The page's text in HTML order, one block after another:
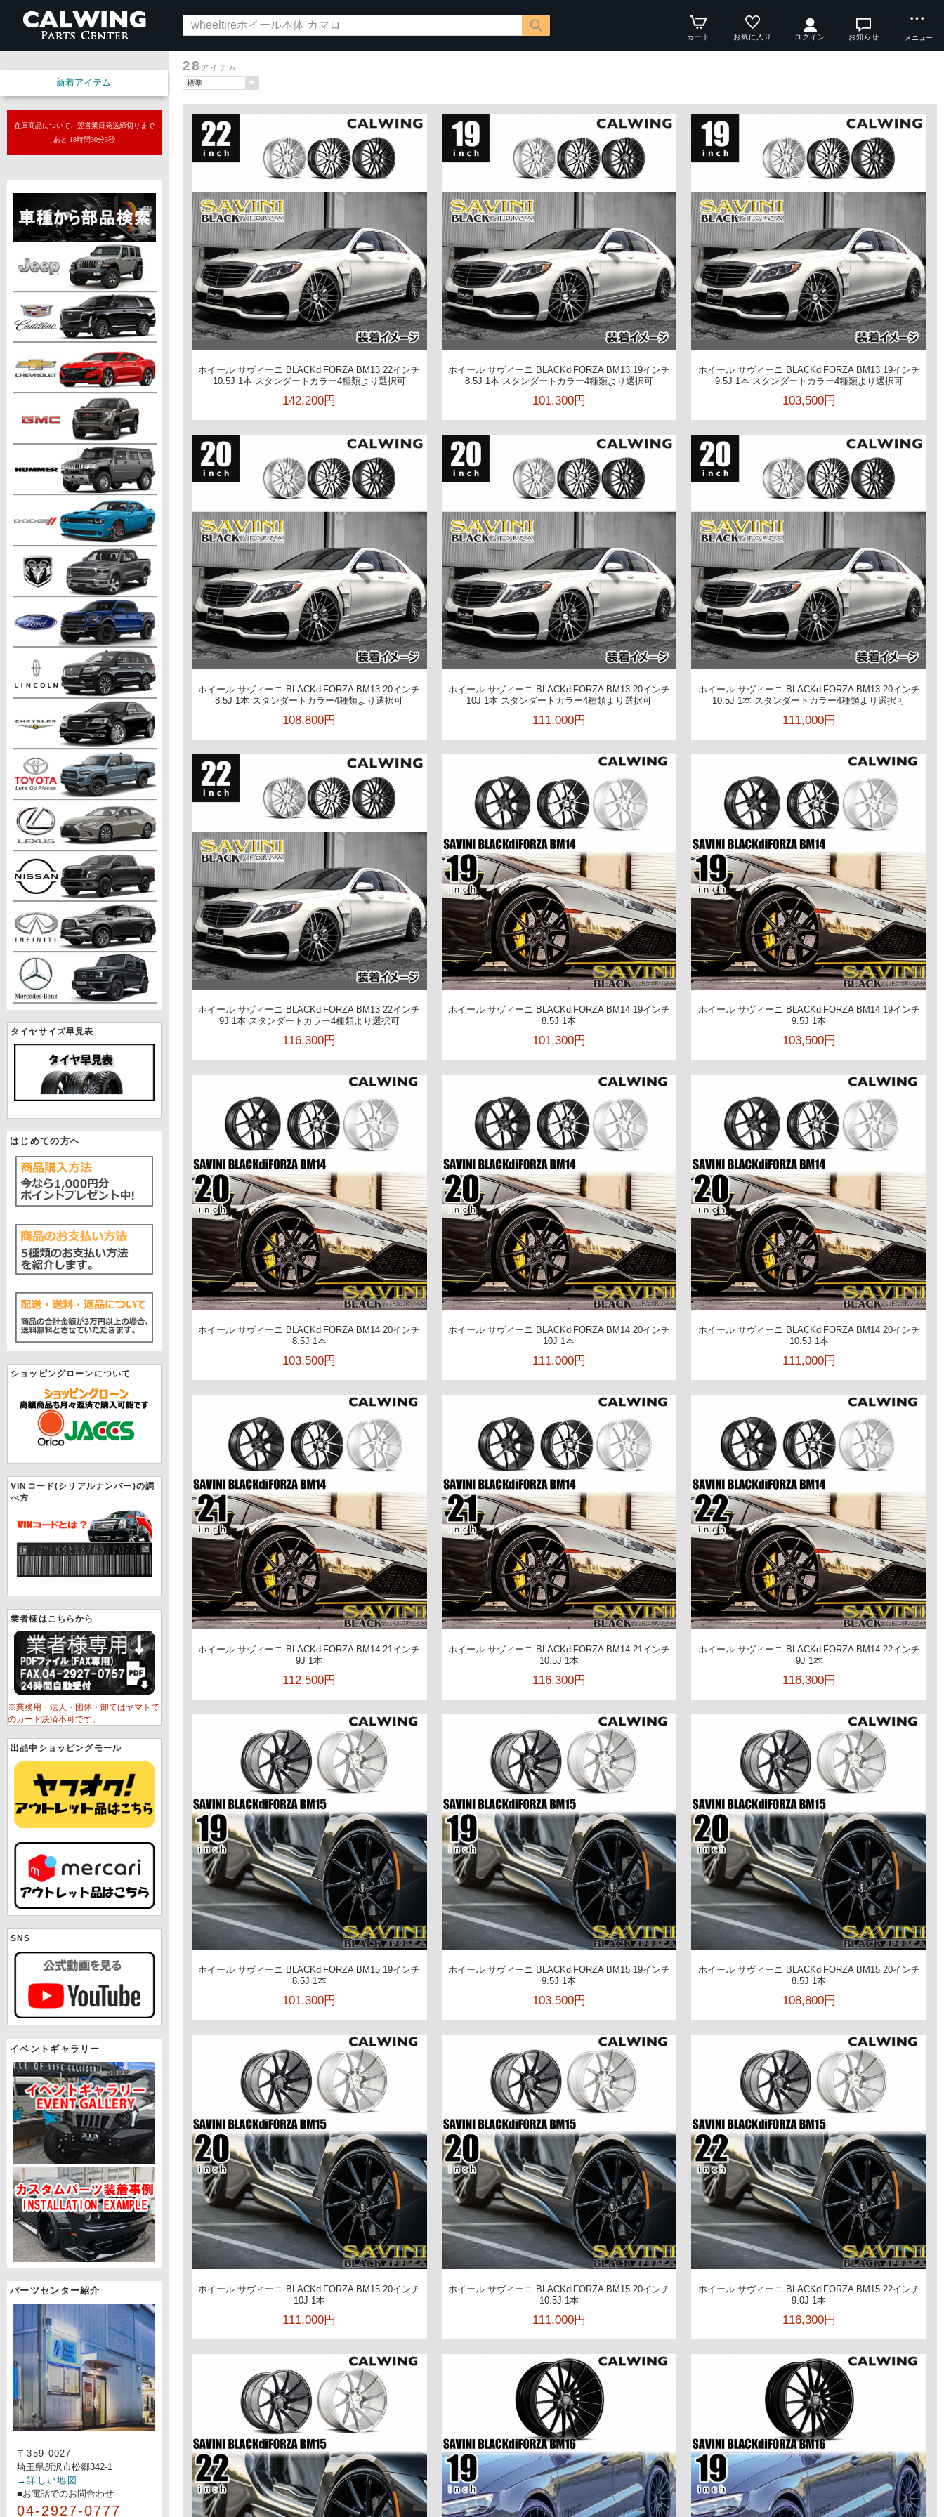
カート お気に入り ログイン お知らせ メニュー
新着アイテム
在庫商品について、翌営業日発送締切りまで
あと 18時間30分1秒
タイヤサイズ早見表
はじめての方へ
ショッピングローンについて
VINコード(シリアルナンバー)の調
べ方
業者様はこちらから
※業務用・法人・団体・卸ではヤマトで
のカード決済不可です。
出品中ショッピングモール
SNS
イベントギャラリー
パーツセンター紹介
〒359-0027
埼玉県所沢市松郷342-1
→詳しい地図
■お電話でのお問合わせ
04-2927-0777
28 アイテム
ホイール サヴィーニ BLACKdiFORZA BM13 22インチ
10.5J 1本 スタンダートカラー4種類より選択可
142,200円
ホイール サヴィーニ BLACKdiFORZA BM13 19インチ
8.5J 1本 スタンダートカラー4種類より選択可
101,300円
ホイール サヴィーニ BLACKdiFORZA BM13 19インチ
9.5J 1本 スタンダートカラー4種類より選択可
103,500円
ホイール サヴィーニ BLACKdiFORZA BM13 20インチ
8.5J 1本 スタンダートカラー4種類より選択可
108,800円
ホイール サヴィーニ BLACKdiFORZA BM13 20インチ
10J 1本 スタンダートカラー4種類より選択可
111,000円
ホイール サヴィーニ BLACKdiFORZA BM13 20インチ
10.5J 1本 スタンダートカラー4種類より選択可
111,000円
ホイール サヴィーニ BLACKdiFORZA BM13 22インチ
9J 1本 スタンダートカラー4種類より選択可
116,300円
ホイール サヴィーニ BLACKdiFORZA BM14 19インチ
8.5J 1本
101,300円
ホイール サヴィーニ BLACKdiFORZA BM14 19インチ
9.5J 1本
103,500円
ホイール サヴィーニ BLACKdiFORZA BM14 20インチ
8.5J 1本
103,500円
ホイール サヴィーニ BLACKdiFORZA BM14 20インチ
10J 1本
111,000円
ホイール サヴィーニ BLACKdiFORZA BM14 20インチ
10.5J 1本
111,000円
ホイール サヴィーニ BLACKdiFORZA BM14 21インチ
9J 1本
112,500円
ホイール サヴィーニ BLACKdiFORZA BM14 21インチ
10.5J 1本
116,300円
ホイール サヴィーニ BLACKdiFORZA BM14 22インチ
9J 1本
116,300円
ホイール サヴィーニ BLACKdiFORZA BM15 19インチ
8.5J 1本
101,300円
ホイール サヴィーニ BLACKdiFORZA BM15 19インチ
9.5J 1本
103,500円
ホイール サヴィーニ BLACKdiFORZA BM15 20インチ
8.5J 1本
108,800円
ホイール サヴィーニ BLACKdiFORZA BM15 20インチ
10J 1本
111,000円
ホイール サヴィーニ BLACKdiFORZA BM15 20インチ
10.5J 1本
111,000円
ホイール サヴィーニ BLACKdiFORZA BM15 22インチ
9.0J 1本
116,300円